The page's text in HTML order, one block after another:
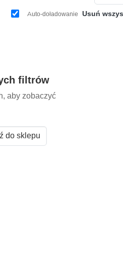
Auto-doładowanie Usuń
filtrów
aby zobaczyć
do sklepu